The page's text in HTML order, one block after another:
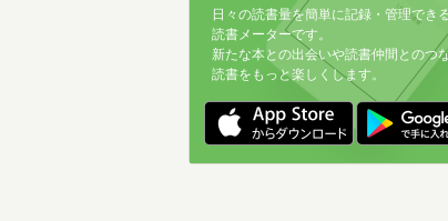
日々の読書量を簡単に記録・管理でき
読書メーターです。
新たな本との出会いや読書仲間とのつ
読書をもっと楽しくします。